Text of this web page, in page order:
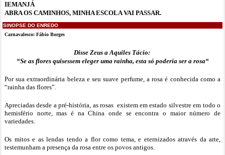
IEMANJÁ
ABRA OS CAMINHOS, MINHA ESCOLA VAI PASSAR.
SINOPSE DO ENREDO
Carnavalesco: Fábio Borges
Disse Zeus a Aquiles Tácio:
“Se as flores quisessem eleger uma rainha, esta só poderia ser a rosa“
Por sua extraordinária beleza e seu suave perfume, a rosa é conhecida como a
“rainha das flores”.
Apreciadas desde a pré-história, as rosas existem em estado silvestre em todo o
hemisfério norte, mas é na China onde se encontra o maior número de
variedades.
Os mitos e as lendas tendo a flor como tema, e eternizados através da arte,
testemunham a presença da rosa entre os povos antigos.